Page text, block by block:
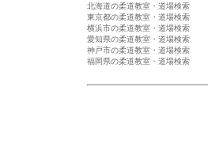
北海道の柔道教室・道場検索
東京都の柔道教室・道場検索
横浜市の柔道教室・道場検索
愛知県の柔道教室・道場検索
神戸市の柔道教室・道場検索
福岡県の柔道教室・道場検索